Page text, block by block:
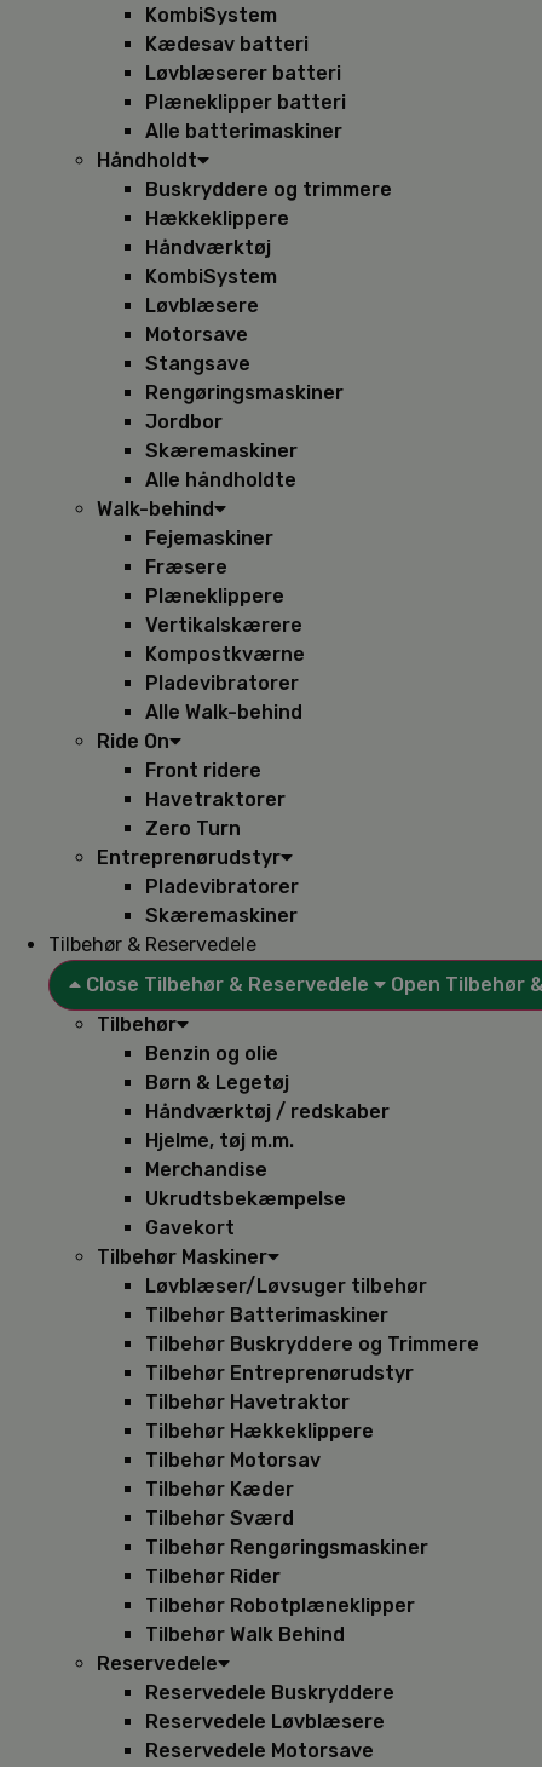
KombiSystem
Kædesav batteri
Løvblæserer batteri
Plæneklipper batteri
Alle batterimaskiner
Håndholdt
Buskryddere og trimmere
Hækkeklippere
Håndværktøj
KombiSystem
Løvblæsere
Motorsave
Stangsave
Rengøringsmaskiner
Jordbor
Skæremaskiner
Alle håndholdte
Walk-behind
Fejemaskiner
Fræsere
Plæneklippere
Vertikalskærere
Kompostkværne
Pladevibratorer
Alle Walk-behind
Ride On
Front ridere
Havetraktorer
Zero Turn
Entreprenørudstyr
Pladevibratorer
Skæremaskiner
Tilbehør & Reservedele
Close Tilbehør & Reservedele
Open Tilbehør
Tilbehør
Benzin og olie
Børn & Legetøj
Håndværktøj / redskaber
Hjelme, tøj m.m.
Merchandise
Ukrudtsbekæmpelse
Gavekort
Tilbehør Maskiner
Løvblæser/Løvsuger tilbehør
Tilbehør Batterimaskiner
Tilbehør Buskryddere og Trimmere
Tilbehør Entreprenørudstyr
Tilbehør Havetraktor
Tilbehør Hækkeklippere
Tilbehør Motorsav
Tilbehør Kæder
Tilbehør Sværd
Tilbehør Rengøringsmaskiner
Tilbehør Rider
Tilbehør Robotplæneklipper
Tilbehør Walk Behind
Reservedele
Reservedele Buskryddere
Reservedele Løvblæsere
Reservedele Motorsave